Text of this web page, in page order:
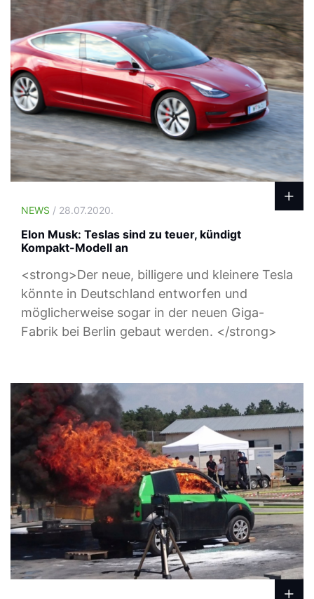
NEWS / 28.07.2020.
Elon Musk: Teslas sind zu teuer, kündigt
Kompakt-Modell an
<strong>Der neue, billigere und kleinere Tesla
könnte in Deutschland entworfen und
möglicherweise sogar in der neuen Giga-
Fabrik bei Berlin gebaut werden. </strong>